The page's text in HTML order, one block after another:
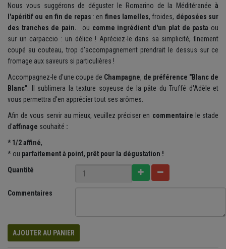
Nous vous suggérons de déguster le Romarino de la Méditéranée à
l'apéritif ou en fin de repas : en fines lamelles, froides, déposées sur
des tranches de pain... ou comme ingrédient d'un plat de pasta ou
sur un carpaccio : un délice ! Apréciez-le dans sa simplicité, finement
coupé au couteau, trop d'accompagnement prendrait le dessus sur ce
fromage aux saveurs si particulières !
Accompagnez-le d'une coupe de Champagne, de préférence "Blanc de
Blanc". Il sublimera la texture soyeuse de la pâte du Truffé d'Adèle et
vous permettra d'en apprécier tout ses arômes.
Afin de vous servir au mieux, veuillez préciser en commentaire le stade
d'affinage souhaité :
* 1/2 affiné,
* ou parfaitementà point, prêt pour la dégustation !
Quantité
Commentaires
AJOUTER AU PANIER